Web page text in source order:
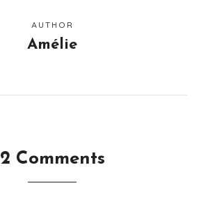
AUTHOR
Amélie
2 Comments